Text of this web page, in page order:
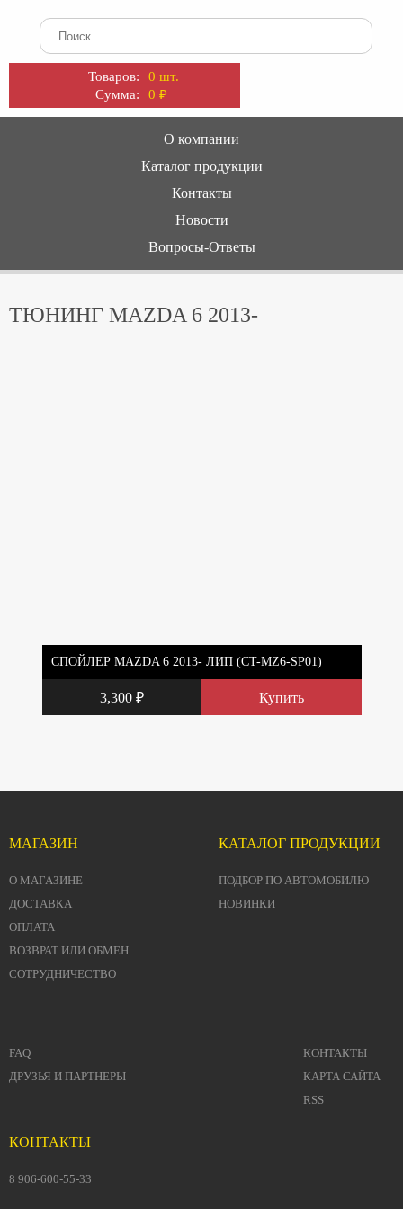
Товаров:
0 шт.
Сумма:
0₽
О компании
Каталог продукции
Контакты
Новости
Вопросы-Ответы
ТЮНИНГ MAZDA 6 2013-
3,300 ₽ Купить
СПОЙЛЕР MAZDA 6 2013- ЛИП (CT-MZ6-SP01)
МАГАЗИН
О МАГАЗИНЕ
ДОСТАВКА
ОПЛАТА
ВОЗВРАТ ИЛИ ОБМЕН
СОТРУДНИЧЕСТВО
КАТАЛОГ ПРОДУКЦИИ
ПОДБОР ПО АВТОМОБИЛЮ
НОВИНКИ
FAQ
ДРУЗЬЯ И ПАРТНЕРЫ
КОНТАКТЫ
КАРТА САЙТА
RSS
КОНТАКТЫ
8 906-600-55-33